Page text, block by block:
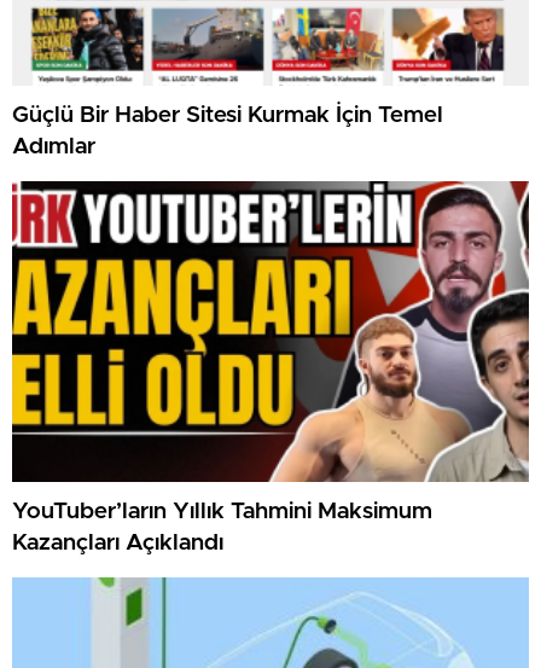
Güçlü Bir Haber Sitesi Kurmak İçin Temel
Adımlar
YouTuber’ların Yıllık Tahmini Maksimum
Kazançları Açıklandı